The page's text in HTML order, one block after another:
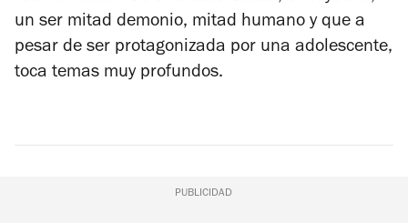
un ser mitad demonio, mitad humano y que a
pesar de ser protagonizada por una adolescente,
toca temas muy profundos.
PUBLICIDAD